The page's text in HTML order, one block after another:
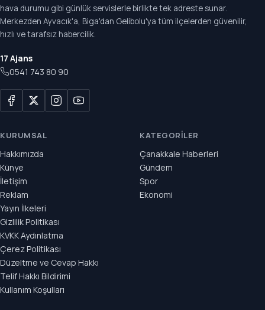
hava durumu gibi günlük servislerle birlikte tek adreste sunar.
Merkezden Ayvacık'a, Biga'dan Gelibolu'ya tüm ilçelerden güvenilir,
hızlı ve tarafsız habercilik.
17 Ajans
0541 743 80 90
KURUMSAL
Hakkımızda
Künye
İletişim
Reklam
Yayın İlkeleri
Gizlilik Politikası
KVKK Aydınlatma
Çerez Politikası
Düzeltme ve Cevap Hakkı
Telif Hakkı Bildirimi
Kullanım Koşulları
KATEGORILER
Çanakkale Haberleri
Gündem
Spor
Ekonomi